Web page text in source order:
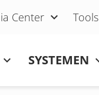
Center Tools
SYSTEMEN